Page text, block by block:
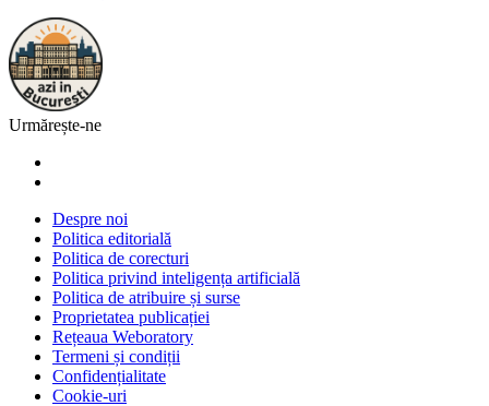
Urmărește-ne
Despre noi
Politica editorială
Politica de corecturi
Politica privind inteligența artificială
Politica de atribuire și surse
Proprietatea publicației
Rețeaua Weboratory
Termeni și condiții
Confidențialitate
Cookie-uri